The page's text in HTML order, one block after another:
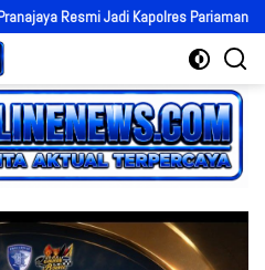
Kapolres Pariaman, Bawa Energi